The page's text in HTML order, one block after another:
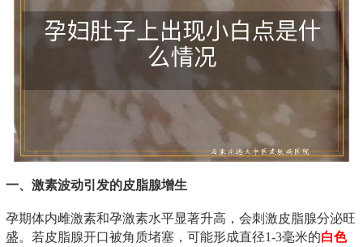
一、激素波动引发的皮脂腺增生
孕期体内雌激素和孕激素水平显著升高，会刺激皮脂腺分泌旺
盛。若皮脂腺开口被角质堵塞，可能形成直径1-3毫米的白色